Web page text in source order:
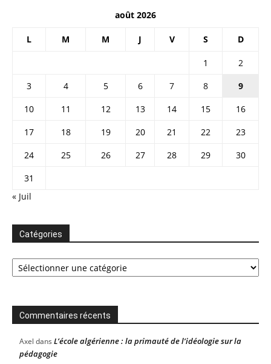
août 2026
L M M J V S D
1
2
3
4 5 6 7 8
9
10
11 12 13 14 15
16
17
18 19 20 21 22
23
24
25 26 27 28 29
30
31
« Juil
Catégories
Catégories
Commentaires récents
Axel dans L’école algérienne : la primauté de l’idéologie sur la
pédagogie